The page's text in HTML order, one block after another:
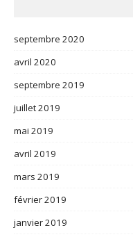
septembre 2020
avril 2020
septembre 2019
juillet 2019
mai 2019
avril 2019
mars 2019
février 2019
janvier 2019